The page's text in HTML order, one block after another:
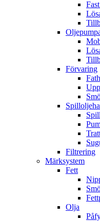
Förvaring
Filtrering
Märksystem
Fett
Olja